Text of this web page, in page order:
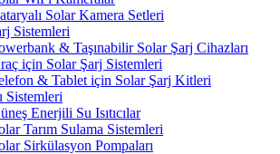
Solar Kamera Setleri
Sistemleri
& Taşınabilir Solar Şarj Cihazları
için Solar Şarj Sistemleri
& Tablet için Solar Şarj Kitleri
Sistemleri
Enerjili Su Isıtıcılar
Tarım Sulama Sistemleri
Sirkülasyon Pompaları